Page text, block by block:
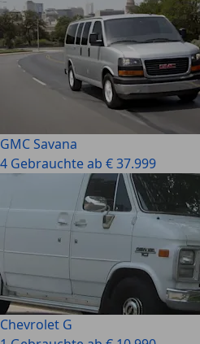
GMC Savana
4 Gebrauchte ab € 37.999
Chevrolet G